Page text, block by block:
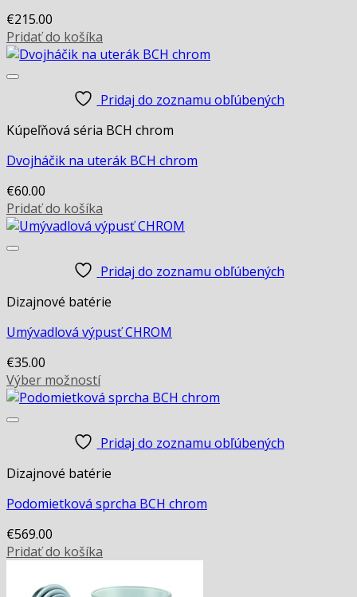
€215.00
Pridať do košíka
Pridaj do zoznamu obľúbených
Kúpeľňová séria BCH chrom
Dvojháčik na uterák BCH chrom
€60.00
Pridať do košíka
Pridaj do zoznamu obľúbených
Dizajnové batérie
Umývadlová výpusť CHROM
€35.00
Výber možností
This
product
variants.
options
be
chosen
Pridaj do zoznamu obľúbených
Dizajnové batérie
Podomietková sprcha BCH chrom
€569.00
Pridať do košíka